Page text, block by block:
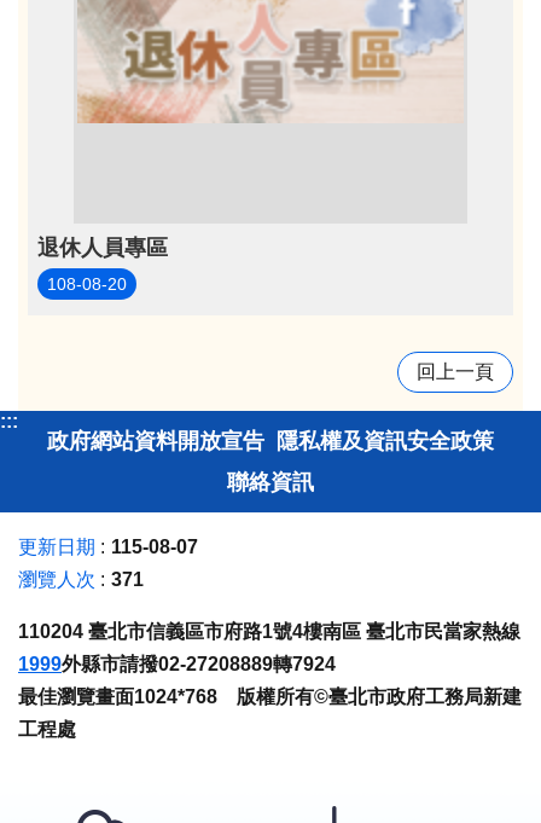
退休人員專區
108-08-20
回上一頁
:::
政府網站資料開放宣告 隱私權及資訊安全政策
聯絡資訊
更新日期
115-08-07
瀏覽人次
371
110204 臺北市信義區市府路1號4樓南區 臺北市民當家熱線
1999外縣市請撥02-27208889轉7924
最佳瀏覽畫面1024*768 版權所有©臺北市政府工務局新建
工程處